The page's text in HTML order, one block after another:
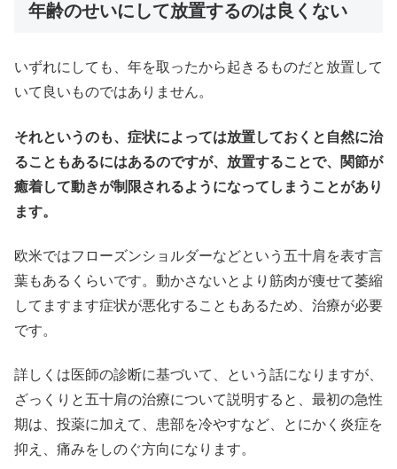
年齢のせいにして放置するのは良くない
いずれにしても、年を取ったから起きるものだと放置して
いて良いものではありません。
それというのも、症状によっては放置しておくと自然に治
ることもあるにはあるのですが、放置することで、関節が
癒着して動きが制限されるようになってしまうことがあり
ます。
欧米ではフローズンショルダーなどという五十肩を表す言
葉もあるくらいです。動かさないとより筋肉が痩せて萎縮
してますます症状が悪化することもあるため、治療が必要
です。
詳しくは医師の診断に基づいて、という話になりますが、
ざっくりと五十肩の治療について説明すると、最初の急性
期は、投薬に加えて、患部を冷やすなど、とにかく炎症を
抑え、痛みをしのぐ方向になります。